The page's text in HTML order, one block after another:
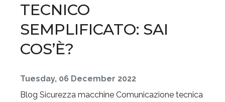
TECNICO
SEMPLIFICATO: SAI
COS’È?
Tuesday, 06 December 2022
Blog Sicurezza macchine Comunicazione tecnica